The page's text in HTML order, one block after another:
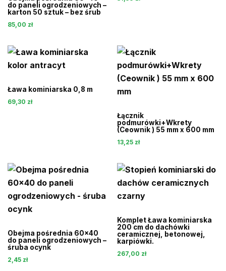
do paneli ogrodzeniowych –
karton 50 sztuk – bez śrub
85,00 zł
Ława kominiarska 0,8 m
69,30 zł
Łącznik
podmurówki+Wkrety
(Ceownik ) 55 mm x 600 mm
13,25 zł
Obejma pośrednia 60×40
do paneli ogrodzeniowych –
śruba ocynk
2,45 zł
Komplet Ława kominiarska
200 cm do dachówki
ceramicznej, betonowej,
karpiówki.
267,00 zł